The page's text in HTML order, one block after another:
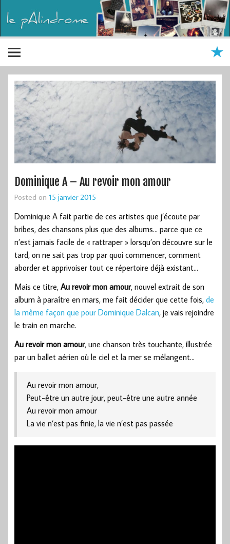
Dominique A – Au revoir mon amour
Posted on 15 janvier 2015
Dominique A fait partie de ces artistes que j’écoute par
bribes, des chansons plus que des albums… parce que ce
n’est jamais facile de « rattraper » lorsqu’on découvre sur le
tard, on ne sait pas trop par quoi commencer, comment
aborder et apprivoiser tout ce répertoire déjà existant…
Mais ce titre, Au revoir mon amour, nouvel extrait de son
album à paraître en mars, me fait décider que cette fois, de
la même façon que pour Dominique Dalcan, je vais rejoindre
le train en marche.
Au revoir mon amour, une chanson très touchante, illustrée
par un ballet aérien où le ciel et la mer se mélangent…
Au revoir mon amour,
Peut-être un autre jour, peut-être une autre année
Au revoir mon amour
La vie n’est pas finie, la vie n’est pas passée